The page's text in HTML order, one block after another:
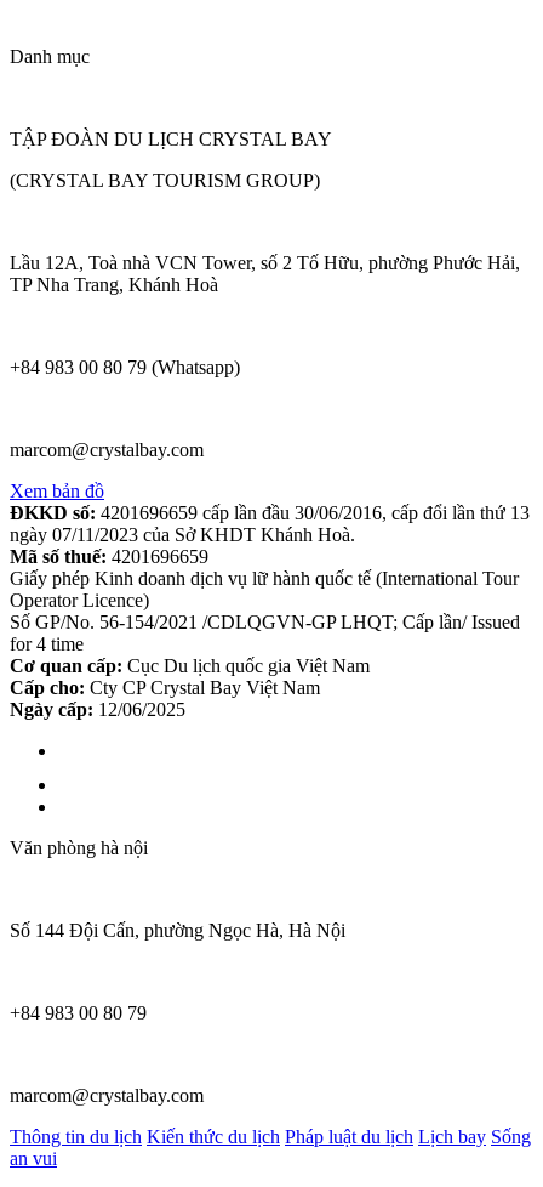
Danh mục
TẬP ĐOÀN DU LỊCH CRYSTAL BAY
(CRYSTAL BAY TOURISM GROUP)
Lầu 12A, Toà nhà VCN Tower, số 2 Tố Hữu, phường Phước Hải,
TP Nha Trang, Khánh Hoà
+84 983 00 80 79 (Whatsapp)
marcom@crystalbay.com
Xem bản đồ
ĐKKD số: 4201696659 cấp lần đầu 30/06/2016, cấp đổi lần thứ 13
ngày 07/11/2023 của Sở KHDT Khánh Hoà.
Mã số thuế: 4201696659
Giấy phép Kinh doanh dịch vụ lữ hành quốc tế (International Tour
Operator Licence)
Số GP/No. 56-154/2021 /CDLQGVN-GP LHQT; Cấp lần/ Issued
for 4 time
Cơ quan cấp: Cục Du lịch quốc gia Việt Nam
Cấp cho: Cty CP Crystal Bay Việt Nam
Ngày cấp: 12/06/2025
Văn phòng hà nội
Số 144 Đội Cấn, phường Ngọc Hà, Hà Nội
+84 983 00 80 79
marcom@crystalbay.com
Thông tin du lịch Kiến thức du lịch Pháp luật du lịch Lịch bay Sống
an vui